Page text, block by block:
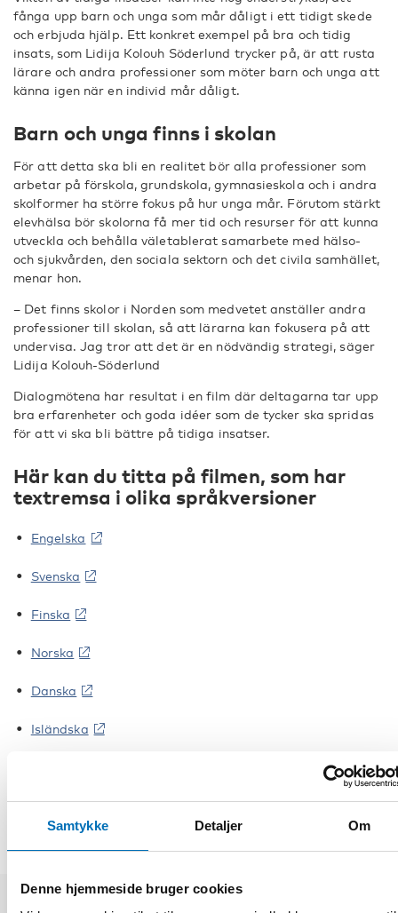
Samtykke Detaljer Om
Denne hjemmeside bruger cookies
fånga upp barn och unga som mår dåligt i ett tidigt skede
och erbjuda hjälp. Ett konkret exempel på bra och tidig
insats, som Lidija Kolouh Söderlund trycker på, är att rusta
lärare och andra professioner som möter barn och unga att
känna igen när en individ mår dåligt.
Barn och unga finns i skolan
För att detta ska bli en realitet bör alla professioner som
arbetar på förskola, grundskola, gymnasieskola och i andra
skolformer ha större fokus på hur unga mår. Förutom stärkt
elevhälsa bör skolorna få mer tid och resurser för att kunna
utveckla och behålla väletablerat samarbete med hälso-
och sjukvården, den sociala sektorn och det civila samhället,
menar hon.
– Det finns skolor i Norden som medvetet anställer andra
professioner till skolan, så att lärarna kan fokusera på att
undervisa. Jag tror att det är en nödvändig strategi, säger
Lidija Kolouh-Söderlund
Dialogmötena har resultat i en film där deltagarna tar upp
bra erfarenheter och goda idéer som de tycker ska spridas
för att vi ska bli bättre på tidiga insatser.
Här kan du titta på filmen, som har
textremsa i olika språkversioner
Engelska
Svenska
Finska
Norska
Danska
Isländska